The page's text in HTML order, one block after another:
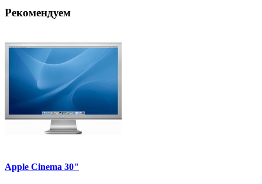
Рекомендуем
Apple Cinema 30"